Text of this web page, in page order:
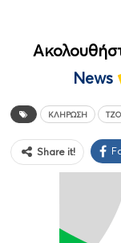
News
ΚΛΉΡΩΣΗ
Share it!